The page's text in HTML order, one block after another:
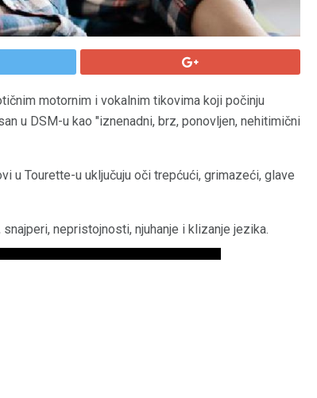
motornim i vokalnim tikovima koji počinju
u DSM-u kao "iznenadni, brz, ponovljen, nehitimični
u Tourette-u uključuju oči trepćući, grimazeći, glave
nepristojnosti, njuhanje i klizanje jezika.